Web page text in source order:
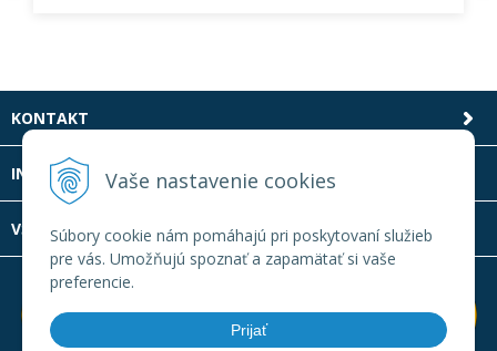
Vaše nastavenie cookies
Súbory cookie nám pomáhajú pri poskytovaní služieb
pre vás. Umožňujú spoznať a zapamätať si vaše
preferencie.
Prijať
KONTAKT
INFOLINKA
VŠETKO O NÁKUPE